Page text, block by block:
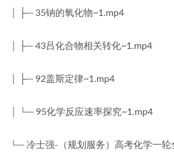
│ ├─ 35钠的氧化物~1.mp4
│ ├─ 43吕化合物相关转化~1.mp4
│ ├─ 92盖斯定律~1.mp4
│ └─ 95化学反应速率探究~1.mp4
└─ 冷士强-（规划服务）高考化学一轮